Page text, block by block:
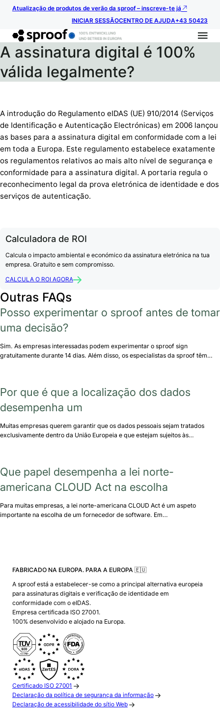
Atualização de produtos de verão da sproof – inscreve-te já
INICIAR SESSÃOCENTRO DE AJUDA+43 50423
A assinatura digital é 100%
válida legalmente?
A introdução do Regulamento eIDAS (UE) 910/2014 (Serviços
de Identificação e Autenticação Electrónicas) em 2006 lançou
as bases para a assinatura digital em conformidade com a lei
em toda a Europa. Este regulamento estabelece exatamente
os regulamentos relativos ao mais alto nível de segurança e
conformidade para a assinatura digital. A portaria regula o
reconhecimento legal da prova eletrónica de identidade e dos
serviços de autenticação.
Calculadora de ROI
Calcula o impacto ambiental e económico da assinatura eletrónica na tua
empresa. Gratuito e sem compromisso.
CALCULA O ROI AGORA
Outras FAQs
Posso experimentar o sproof antes de tomar
uma decisão?
Sim. As empresas interessadas podem experimentar o sproof sign
gratuitamente durante 14 dias. Além disso, os especialistas da sproof têm…
Por que é que a localização dos dados
desempenha um
Muitas empresas querem garantir que os dados pessoais sejam tratados
exclusivamente dentro da União Europeia e que estejam sujeitos às…
Que papel desempenha a lei norte-
americana CLOUD Act na escolha
Para muitas empresas, a lei norte-americana CLOUD Act é um aspeto
importante na escolha de um fornecedor de software. Em…
FABRICADO NA EUROPA. PARA A EUROPA 🇪🇺
A sproof está a estabelecer-se como a principal alternativa europeia
para assinaturas digitais e verificação de identidade em
conformidade com o eIDAS.
Empresa certificada ISO 27001.
100% desenvolvido e alojado na Europa.
Certificado ISO 27001
Declaração da política de segurança da informação
Declaração de acessibilidade do sítio Web